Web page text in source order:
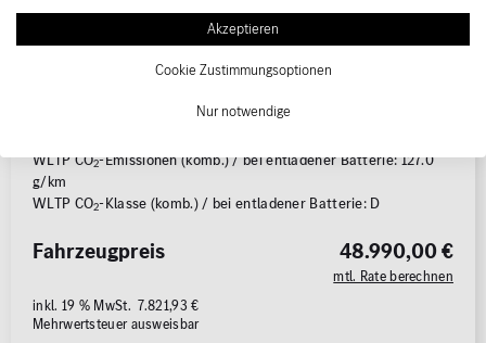
Leistung
145 kW (197 PS)
Elektro (sekundär)
17 kW (23 PS)
Limousine
WLTP CO2-Emissionen (komb.) / bei entladener Batterie: 127.0
g/km
WLTP CO2-Klasse (komb.) / bei entladener Batterie: D
48.990,00 €
mtl. Rate berechnen
Fahrzeugpreis
inkl. 19 % MwSt. 7.821,93 €
Mehrwertsteuer ausweisbar
Akzeptieren
Cookie Zustimmungsoptionen
Nur notwendige